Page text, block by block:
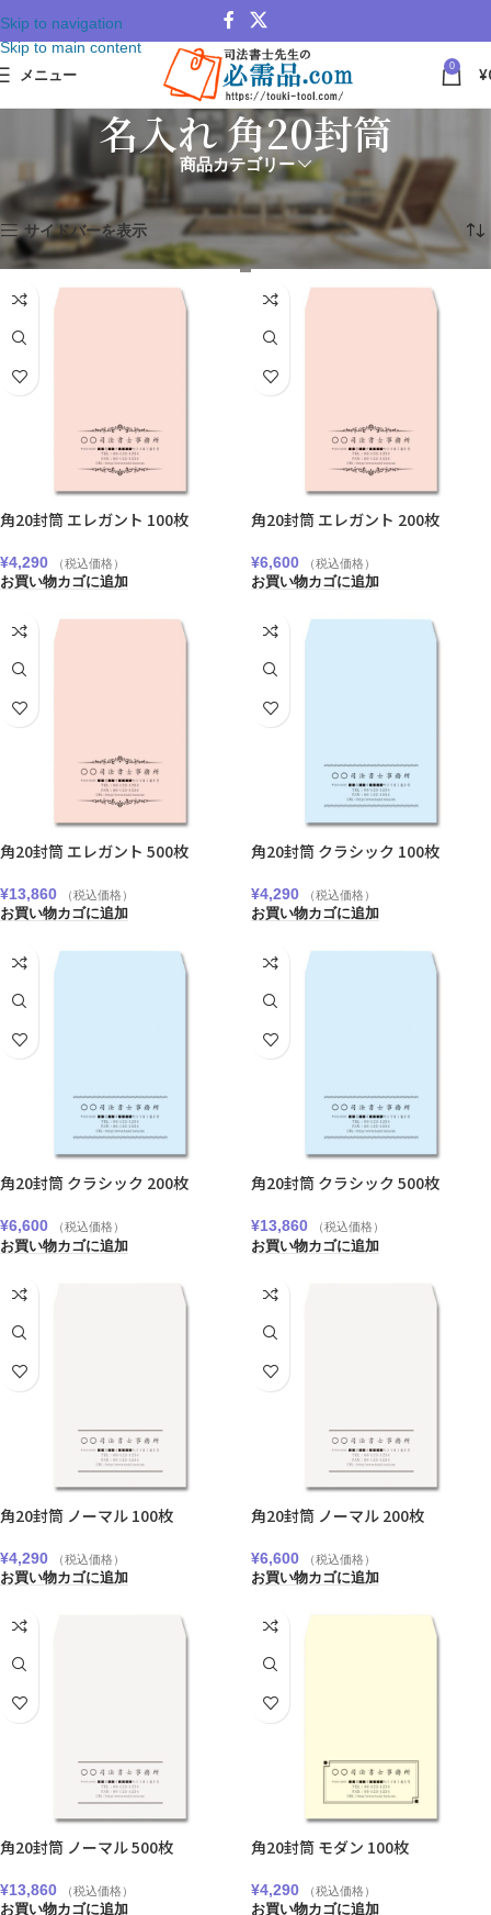
Skip to navigation
Skip to main content
メニュー
0 ¥
名入れ 角20封筒
商品カテゴリー
ホーム 名入れ 角20封筒 全12件を表示
サイドバーを表示
角20封筒 エレガント 100枚
¥4,290 （税込価格）
お買い物カゴに追加
角20封筒 エレガント 200枚
¥6,600 （税込価格）
お買い物カゴに追加
角20封筒 エレガント 500枚
¥13,860 （税込価格）
お買い物カゴに追加
角20封筒 クラシック 100枚
¥4,290 （税込価格）
お買い物カゴに追加
角20封筒 クラシック 200枚
¥6,600 （税込価格）
お買い物カゴに追加
角20封筒 クラシック 500枚
¥13,860 （税込価格）
お買い物カゴに追加
角20封筒 ノーマル 100枚
¥4,290 （税込価格）
お買い物カゴに追加
角20封筒 ノーマル 200枚
¥6,600 （税込価格）
お買い物カゴに追加
角20封筒 ノーマル 500枚
¥13,860 （税込価格）
お買い物カゴに追加
角20封筒 モダン 100枚
¥4,290 （税込価格）
お買い物カゴに追加